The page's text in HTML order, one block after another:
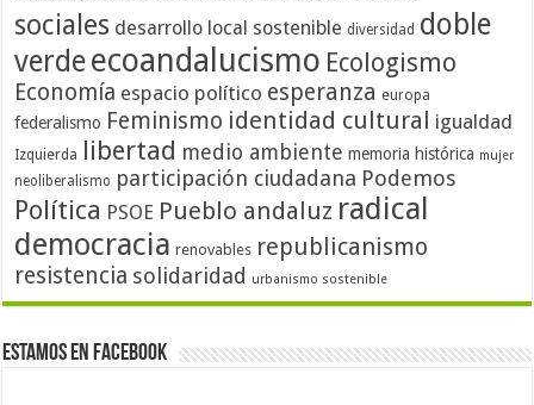
sociales desarrollo local sostenible diversidad doble
verdeecoandalucismo Ecologismo
Economía espacio político esperanza europa
federalismo Feminismo identidad cultural igualdad
Izquierda libertad medio ambiente memoria histórica mujer
neoliberalismo participación ciudadana Podemos
Política PSOE Pueblo andaluz radical
democracia renovables republicanismo
resistencia solidaridad urbanismo sostenible
Estamos en Facebook